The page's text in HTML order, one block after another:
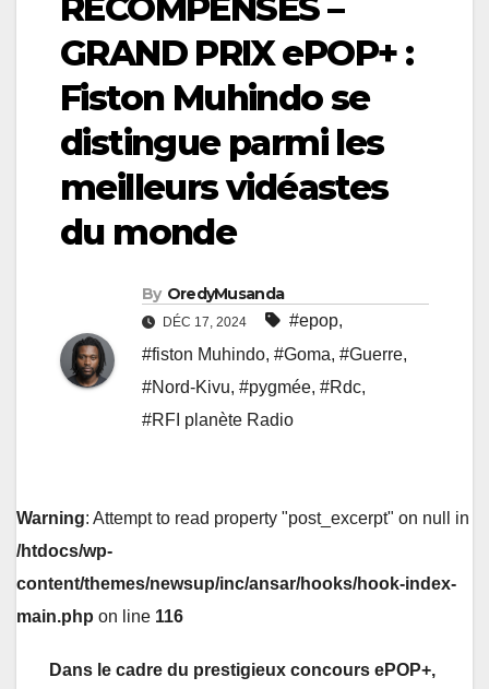
GRAND PRIX ePOP+ :
Fiston Muhindo se
distingue parmi les
meilleurs vidéastes
du monde
By OredyMusanda
DÉC 17, 2024 #epop,
#fiston Muhindo, #Goma, #Guerre,
#Nord-Kivu, #pygmée, #Rdc,
#RFI planète Radio
Warning: Attempt to read property "post_excerpt" on null in
/htdocs/wp-
content/themes/newsup/inc/ansar/hooks/hook-index-
main.php on line 116
Dans le cadre du prestigieux concours ePOP+,